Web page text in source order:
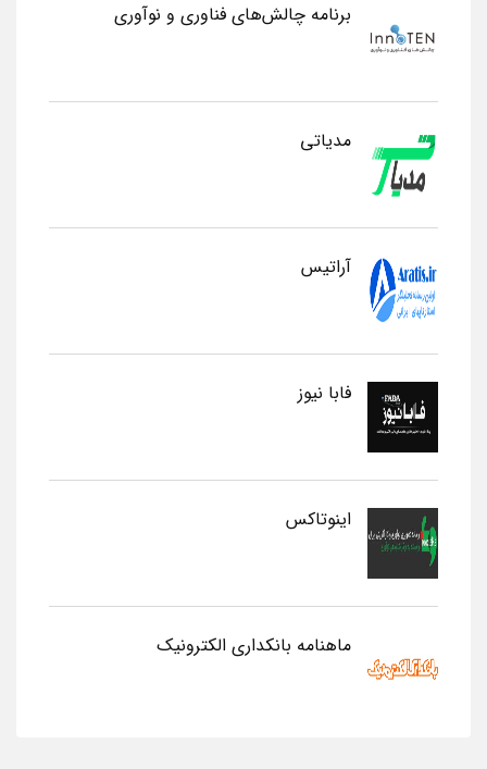
برنامه چالش‌های فناوری و نوآوری
مدیاتی
آراتیس
فابا نیوز
اینوتاکس
ماهنامه بانکداری الکترونیک